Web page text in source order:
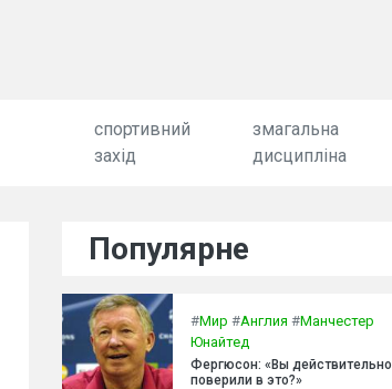
спортивний
захід
змагальна
дисципліна
Популярне
#Мир #Англия #Манчестер
Юнайтед
Фергюсон: «Вы действительно
поверили в это?»